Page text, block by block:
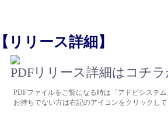
【リリース詳細】
リリース詳細はコチラ
PDFファイルをご覧になる時は「アドビシステ
お持ちでない方は右記のアイコンをクリックし